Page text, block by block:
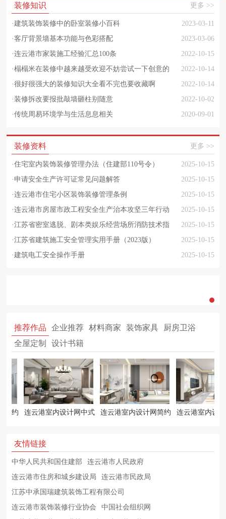
装修知识 更多 >>
·建筑装饰装修中的卧室装修小百科
2023-03-11
·客厅背景墙基本功能与色彩搭配
2023-03-06
·连云港市家装施工经验汇总100条
2022-10-15
·榻榻米在装修中越来越受欢迎不妨尝试一下创意的
榻榻米设计
2022-10-14
·很好很强大的装修知识大全看不完也要收藏啊
2022-10-14
·装修拆改要报批敲墙砸柱别随意
2022-10-02
·传统周易环境学与生活息息相关 2020-09-01
装修资料 更多 >>
·住宅室内装饰装修管理办法（住建部110号令）
2025-10-15
· 申请安全生产许可证常见问题解答
2025-10-15
·连云港市住宅小区装饰装修管理条例
2025-10-15
·连云港市房屋市政工程安全生产治本攻坚三年行动
实施方案
2025-10-15
·江苏省密室逃脱、剧本类娱乐经营场所消防技术指
引
2025-10-15
·江苏省建筑施工安全管理实用手册（2023版）
2025-10-15
·建筑电工安全操作手册 2025-10-15
推荐作品 企业推荐 材料商家 装饰家具
厨房卫浴
全屋定制
设计书籍
约 连云港室内设计网中式 连云港室内设计网简约 连云港室内设计
友情链接
中华人民共和国住建部
连云港市人民政府
连云港市住房和城乡建设局
连云港市民政局
江苏中承国瑞建筑装饰工程有限公司
连云港市装饰装修行业协会
中国社会组织网